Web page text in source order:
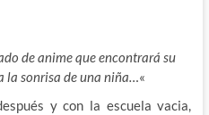
de anime que encontrará su
la sonrisa de una niña…«
y con la escuela vacia,